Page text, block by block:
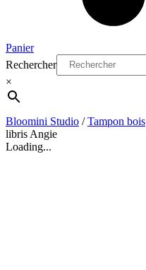
Panier
Rechercher
×
Bloomini Studio /Tampon bois
libris Angie
Loading...